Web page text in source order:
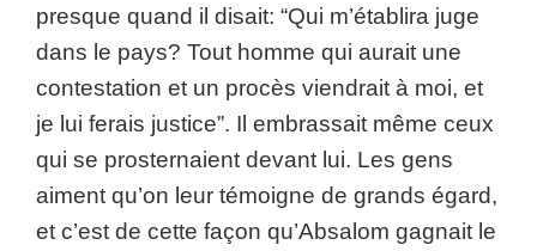
presque quand il disait: “Qui m’établira juge
dans le pays? Tout homme qui aurait une
contestation et un procès viendrait à moi, et
je lui ferais justice”. Il embrassait même ceux
qui se prosternaient devant lui. Les gens
aiment qu’on leur témoigne de grands égard,
et c’est de cette façon qu’Absalom gagnait le